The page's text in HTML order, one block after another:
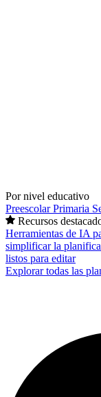
Por nivel educativo
PreescolarPrimaria
Recursos
Herramientas de IA
simplificar la
listos para editar
Explorar todas las